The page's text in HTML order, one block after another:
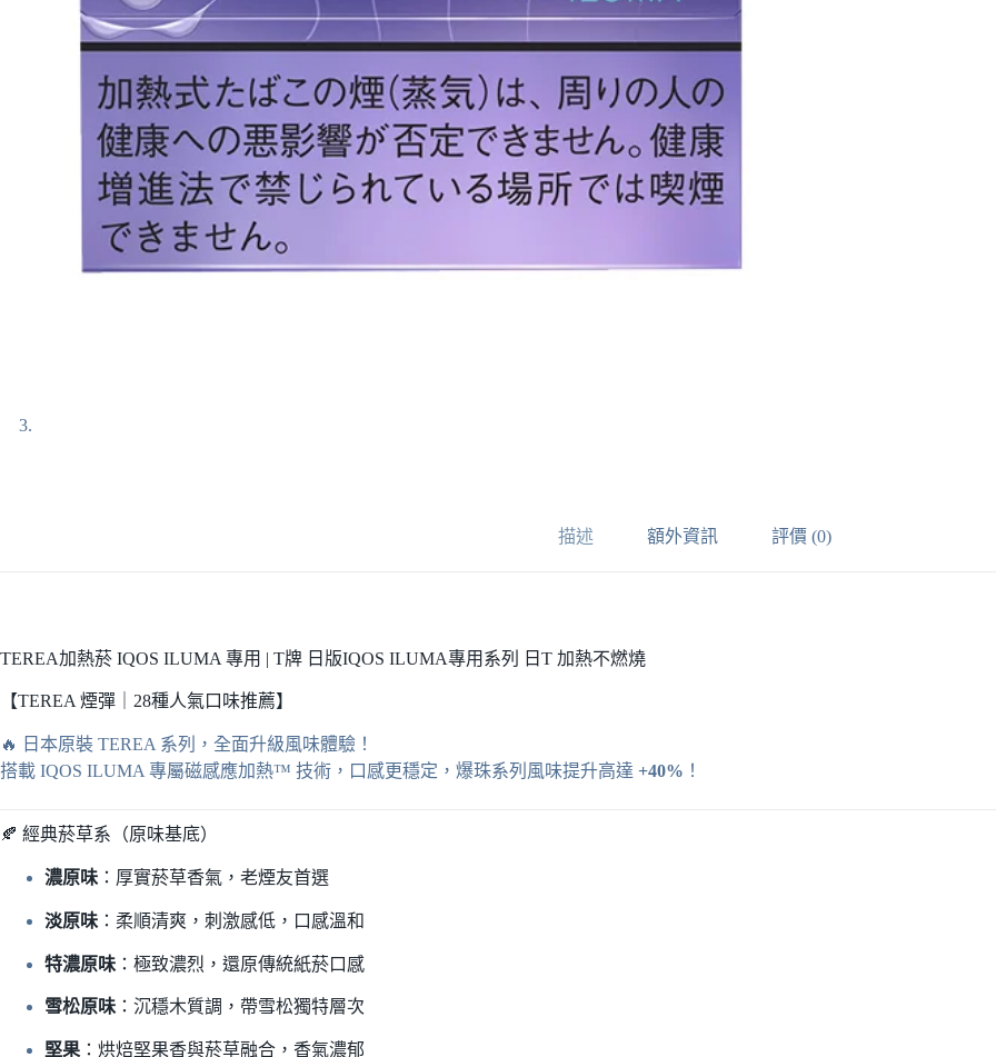
描述 額外資訊 評價 (0)
TEREA加熱菸 IQOS ILUMA 專用 | T牌 日版IQOS ILUMA專用系列 日T 加熱不燃燒
【TEREA 煙彈｜28種人氣口味推薦】
🔥 日本原裝 TEREA 系列，全面升級風味體驗！
搭載 IQOS ILUMA 專屬磁感應加熱™ 技術，口感更穩定，爆珠系列風味提升高達 +40% ！
🍂 經典菸草系（原味基底）
濃原味 ：厚實菸草香氣，老煙友首選
淡原味 ：柔順清爽，刺激感低，口感溫和
特濃原味 ：極致濃烈，還原傳統紙菸口感
雪松原味 ：沉穩木質調，帶雪松獨特層次
堅果 ：烘焙堅果香與菸草融合，香氣濃郁